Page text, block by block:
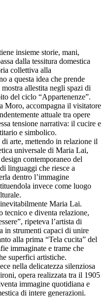
insieme storie, mani,
dalla tessitura domestica
collettiva alla
a questa idea che prende
allestita negli spazi di
del ciclo “Appartenenze”.
Moro, accompagna il visitatore
attuale tra opere
tensione narrativa: il cucire e
e simbolico.
arte, mettendo in relazione il
universale di Maria Lai,
contemporaneo del
linguaggi che riesce a
dentro l’immagine
invece come luogo
Maria Lai.
tecnico e diventa relazione,
ripeteva l’artista di
in strumenti capaci di unire
alla prima “Tela cucita” del
immaginate e trame che
superfici artistiche.
nella delicatezza silenziosa
opera realizzata tra il 1905
immagine quotidiana e
di intere generazioni.